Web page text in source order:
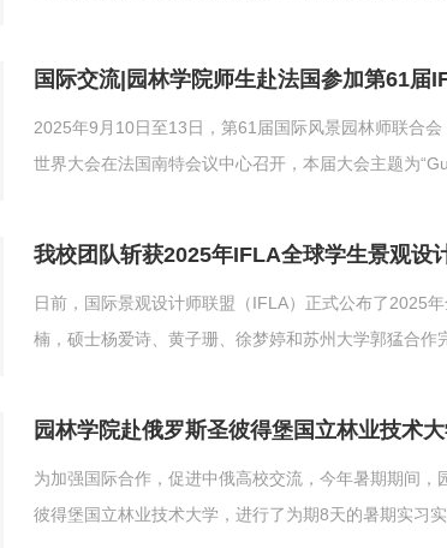
国际交流|园林学院师生赴法国参加第61届
2025年9月10日至13日，第61届国际风景园林师联合
世界大会在法国南特会议中心召开，本届大会主题为
我校团队斩获2025年IFLA全球学生景观设
日前，国际景观设计师联盟（IFLA）正式公布了2025
楠，硕士杨爱诗、黄子珊、徐梦婷和苏州大学郭猛合
园林学院赴俄罗斯圣彼得堡国立林业技术
为加强国际合作，促进中俄高校交流，今年暑期期间
彼得堡国立林业技术大学，进行了为期8天的暑期实习